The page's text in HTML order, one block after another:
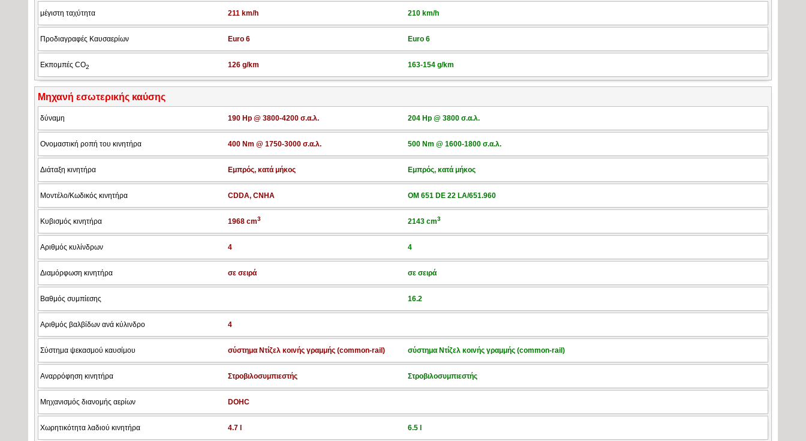
μέγιστη ταχύτητα 211 km/h 210 km/h
Προδιαγραφές Καυσαερίων Euro 6 Euro 6
Εκπομπές CO2 126 g/km 163-154 g/km
Μηχανή εσωτερικής καύσης
δύναμη 190 Hp @ 3800-4200 σ.α.λ. 204 Hp @ 3800 σ.α.λ.
Ονομαστική ροπή του κινητήρα 400 Nm @ 1750-3000 σ.α.λ. 500 Nm @ 1600-1800 σ.α.λ.
Διάταξη κινητήρα Εμπρός, κατά μήκος Εμπρός, κατά μήκος
Μοντέλο/Κωδικός κινητήρα CDDA, CNHA OM 651 DE 22 LA/651.960
Κυβισμός κινητήρα 1968 cm3 2143 cm3
Αριθμός κυλίνδρων 4 4
Διαμόρφωση κινητήρα σε σειρά σε σειρά
Βαθμός συμπίεσης 16.2
Αριθμός βαλβίδων ανά κύλινδρο 4
Σύστημα ψεκασμού καυσίμου σύστημα Ντίζελ κοινής γραμμής (common-rail) σύστημα Ντίζελ κοινής γραμμής (common-rail)
Αναρρόφηση κινητήρα Στροβιλοσυμπιεστής Στροβιλοσυμπιεστής
Μηχανισμός διανομής αερίων DOHC
Χωρητικότητα λαδιού κινητήρα 4.7 l 6.5 l